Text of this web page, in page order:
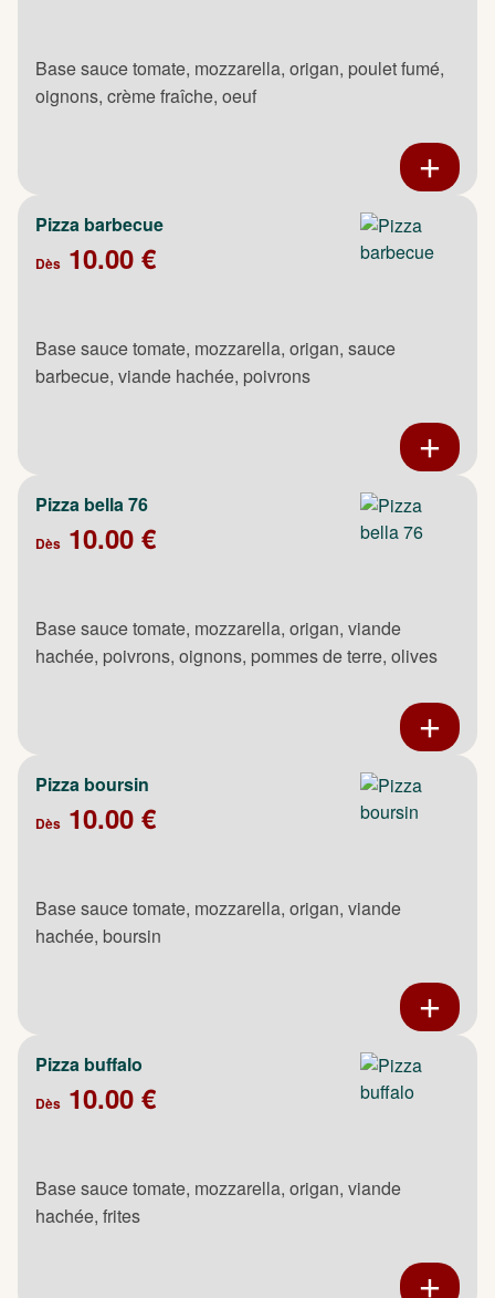
Base sauce tomate, mozzarella, origan, poulet fumé,
oignons, crème fraîche, oeuf
Pizza barbecue
Dès 10.00 €
Base sauce tomate, mozzarella, origan, sauce
barbecue, viande hachée, poivrons
Pizza bella 76
Dès 10.00 €
Base sauce tomate, mozzarella, origan, viande
hachée, poivrons, oignons, pommes de terre, olives
Pizza boursin
Dès 10.00 €
Base sauce tomate, mozzarella, origan, viande
hachée, boursin
Pizza buffalo
Dès 10.00 €
Base sauce tomate, mozzarella, origan, viande
hachée, frites